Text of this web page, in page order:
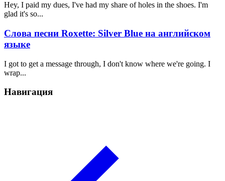
Hey, I paid my dues, I've had my share of holes in the shoes. I'm
glad it's so...
Слова песни Roxette: Silver Blue на английском
языке
I got to get a message through, I don't know where we're going. I
wrap...
Навигация